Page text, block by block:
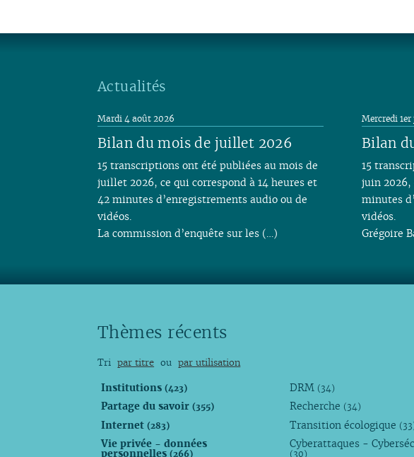
Actualités
Bilan du mois de juillet 2026
Mardi 4 août 2026
15 transcriptions ont été publiées au mois de
juillet 2026, ce qui correspond à 14 heures et
42 minutes d’enregistrements audio ou de
vidéos.
La commission d’enquête sur les (…)
Bilan
Mercredi
15
juin 2026,
minutes
vidéos.
Grégoire
Thèmes récents
Tri par titre ou par utilisation
Institutions(423)
Partage du savoir(355)
Internet(283)
Vie privée - données
personnelles(266)
DRM (34)
Recherche (34)
Transition écologique
Cyberattaques -
(30)